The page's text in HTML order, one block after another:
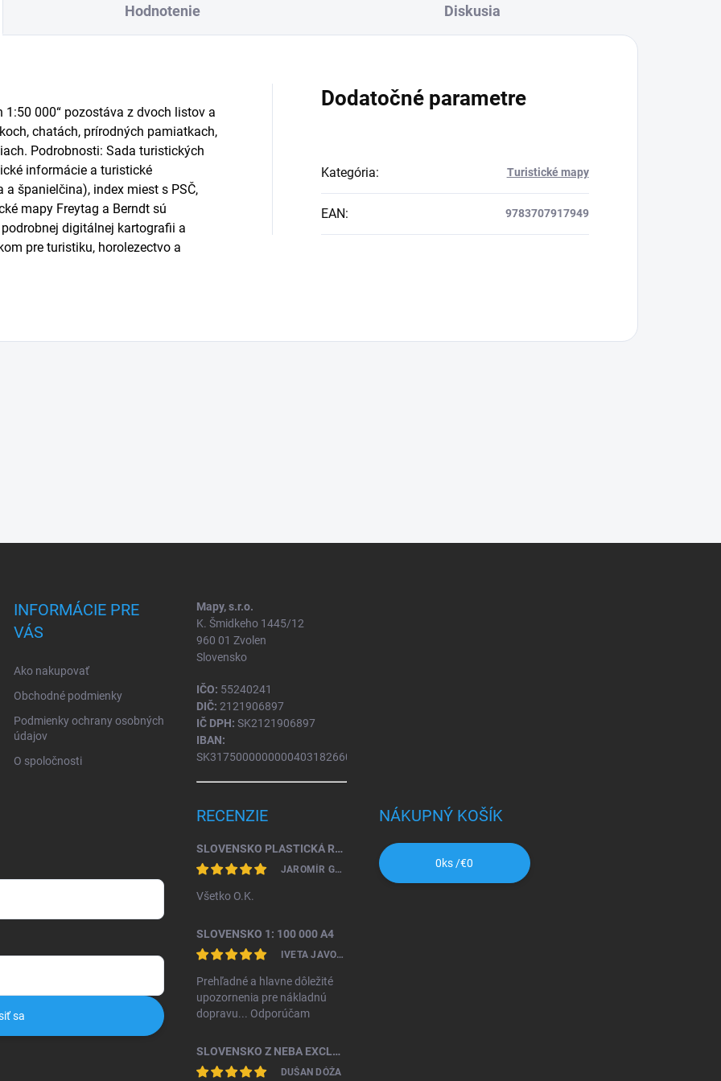
Hodnotenie Diskusia
000“ pozostáva z dvoch listov a
chatách, prírodných pamiatkach,
Podrobnosti: Sada turistických
informácie a turistické
španielčina), index miest s PSČ,
mapy Freytag a Berndt sú
digitálnej kartografii a
pre turistiku, horolezectvo a
Dodatočné parametre
Kategória: Turistické mapy
EAN: 9783707917949
INFORMÁCIE PRE
VÁS
Ako nakupovať
Obchodné podmienky
Podmienky ochrany osobných
údajov
O spoločnosti
Mapy, s.r.o.
K. Šmidkeho 1445/12
960 01 Zvolen
Slovensko
IČO: 55240241
DIČ: 2121906897
IČ DPH: SK2121906897
IBAN:
SK31750000000004031826604
sa
RECENZIE
SLOVENSKO PLASTICKÁ RELIÉFNA MAPA 1: 450 000
JAROMÍR GAŽO
Všetko O.K.
SLOVENSKO 1: 100 000 A4
IVETA JAVORKOVÁ KAMHALOVÁ
Prehľadné a hlavne dôležité
upozornenia pre nákladnú
dopravu... Odporúčam
SLOVENSKO Z NEBA EXCLUSIVE II. VYDANIE
DUŠAN DÓŽA
NÁKUPNÝ KOŠÍK
0ks /€0